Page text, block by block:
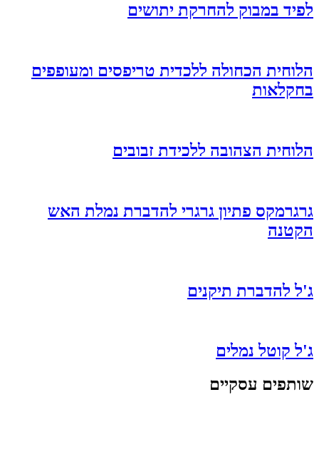
לפיד במבוק להחרקת יתושים
הלוחית הכחולה ללכדית טריפסים ומעופפים
בחקלאות
הלוחית הצהובה ללכידת זבובים
גרגרמקס פתיון גרגרי להדברת נמלת האש
הקטנה
ג'ל להדברת תיקנים
ג'ל קוטל נמלים
שותפים עסקיים